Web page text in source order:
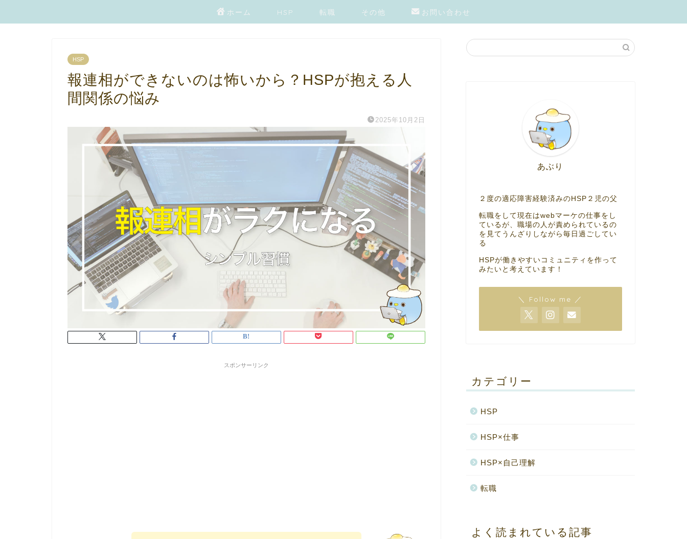
ホーム HSP 転職 その他 お問い合わせ
HSP
報連相ができないのは怖いから？HSPが抱える人
間関係の悩み
2025年10月2日
スポンサーリンク
あぶり
２度の適応障害経験済みのHSP２児の父
転職をして現在はwebマーケの仕事をし
ているが、職場の人が責められているの
を見てうんざりしながら毎日過ごしてい
る
HSPが働きやすいコミュニティを作って
みたいと考えています！
＼ Follow me ／
カテゴリー
HSP
HSP×仕事
HSP×自己理解
転職
よく読まれている記事